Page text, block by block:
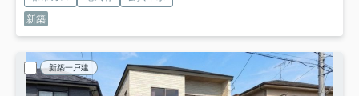
新築
新築一戸建